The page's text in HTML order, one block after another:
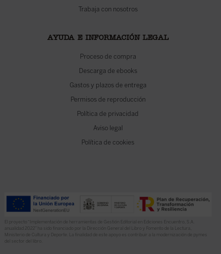
Trabaja con nosotros
AYUDA E INFORMACIÓN LEGAL
Proceso de compra
Descarga de ebooks
Gastos y plazos de entrega
Permisos de reproducción
Política de privacidad
Aviso legal
Política de cookies
El proyecto “Implementación de herramientas de Gestión Editorial en Ediciones Encuentro, S.A.
anualidad 2022” ha sido financiado por la Dirección General del Libro y Fomento de la Lectura,
Ministerio de Cultura y Deporte. La finalidad de este apoyo es contribuir a la modernización de pymes
del sector del libro.